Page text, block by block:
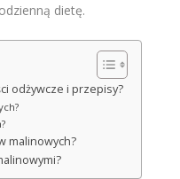
dietę.
odżywcze i przepisy?
malinowych?